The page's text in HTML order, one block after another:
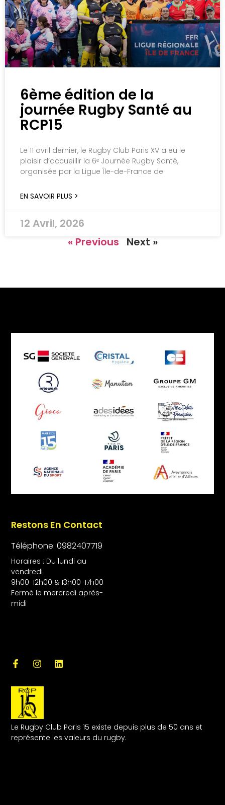
6ème édition de la
journée Rugby Santé au
RCP15
Le 11 avril dernier, le Rugby Club Paris XV a eu le
plaisir d’accueillir la 6ᵉ Journée Rugby Santé,
organisée par la Ligue Île-de-France de
EN SAVOIR PLUS >
12 Avril, 2026
« Previous
Next »
Le Rugby Club Paris 15 existe depuis plus de 50 ans et
représente les valeurs du rugby.
Restons En Contact
Téléphone: 0982407719
Horaires : Du lundi au
vendredi
9h00-12h00 & 13h00-17h00
Fermé le mercredi après-
midi